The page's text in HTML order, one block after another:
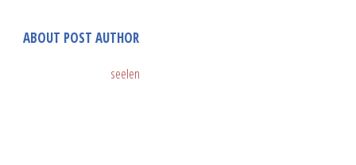
ABOUT POST AUTHOR
seelen